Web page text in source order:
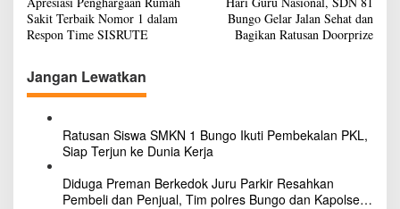
v
i
g
a
Sakit Terbaik Nomor 1 dalam
Respon Time SISRUTE
Bungo Gelar Jalan Sehat dan
Bagikan Ratusan Doorprize
Jangan Lewatkan
Ratusan Siswa SMKN 1 Bungo Ikuti Pembekalan PKL,
Siap Terjun ke Dunia Kerja
Diduga Preman Berkedok Juru Parkir Resahkan
Pembeli dan Penjual, Tim polres Bungo dan Kapolsek